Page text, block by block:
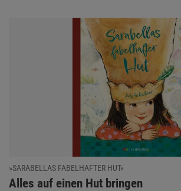
»SARABELLAS FABELHAFTER HUT«
:
Alles auf einen Hut bringen